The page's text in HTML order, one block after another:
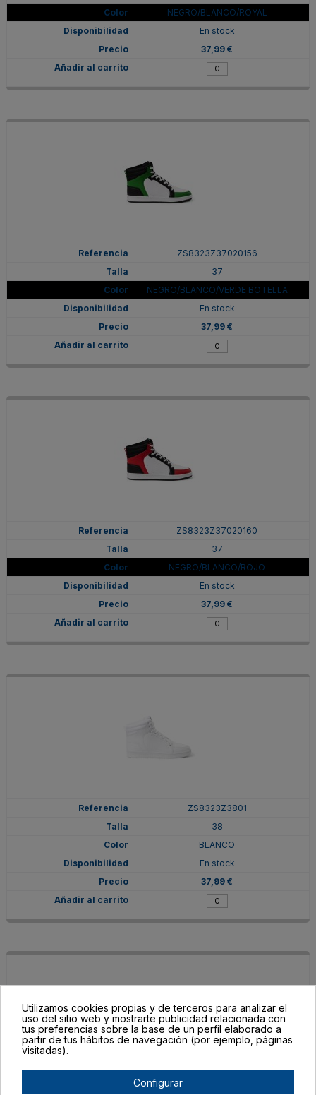
NEGRO/BLANCO/ROYAL
En stock
37,99 €
ZS8323Z37020156
37
NEGRO/BLANCO/VERDE BOTELLA
En stock
37,99 €
ZS8323Z37020160
37
NEGRO/BLANCO/ROJO
En stock
37,99 €
ZS8323Z3801
38
BLANCO
En stock
37,99 €
ZS8323Z380155
Utilizamos cookies propias y de terceros para analizar el
uso del sitio web y mostrarte publicidad relacionada con
tus preferencias sobre la base de un perfil elaborado a
partir de tus hábitos de navegación (por ejemplo, páginas
visitadas).
Configurar